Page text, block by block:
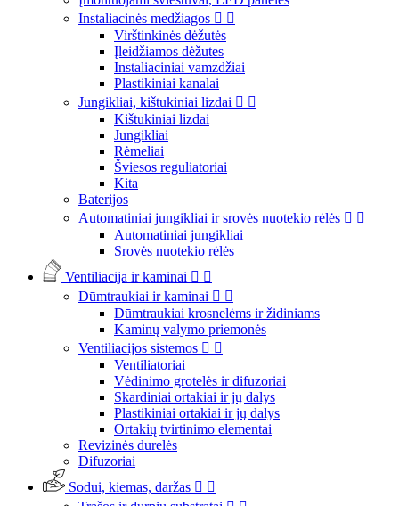
Instaliacinės medžiagos  
Virštinkinės dėžutės
Įleidžiamos dėžutes
Instaliaciniai vamzdžiai
Plastikiniai kanalai
Jungikliai, kištukiniai lizdai  
Kištukiniai lizdai
Jungikliai
Rėmeliai
Šviesos reguliatoriai
Kita
Baterijos
Automatiniai jungikliai ir srovės nuotekio rėlės  
Automatiniai jungikliai
Srovės nuotekio rėlės
Ventiliacija ir kaminai  
Dūmtraukiai ir kaminai  
Dūmtraukiai krosnelėms ir židiniams
Kaminų valymo priemonės
Ventiliacijos sistemos  
Ventiliatoriai
Vėdinimo grotelės ir difuzoriai
Skardiniai ortakiai ir jų dalys
Plastikiniai ortakiai ir jų dalys
Ortakių tvirtinimo elementai
Revizinės durelės
Difuzoriai
Sodui, kiemas, daržas  